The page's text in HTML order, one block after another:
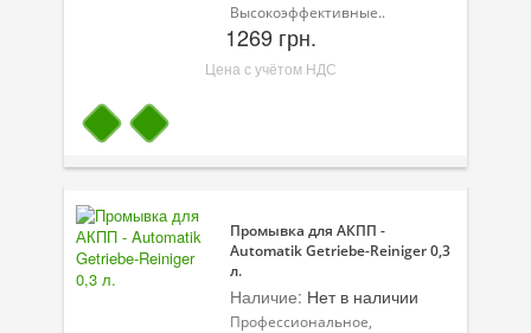
Высокоэффективные..
1269 грн.
Цена с учётом НДС
Промывка для АКПП -
Automatik Getriebe-Reiniger 0,3
л.
Наличие: Нет в наличии
Профессиональное,